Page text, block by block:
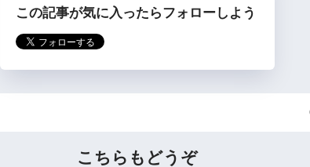
この記事が気に入ったらフォローしよう
こちらもどうぞ